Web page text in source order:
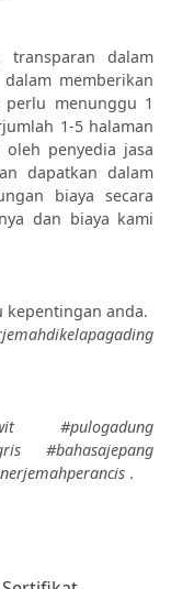
transparan dalam
memberikan
menunggu 1
1-5 halaman
penyedia jasa
dapatkan dalam
biaya secara
dan biaya kami
anda.
#pulogadung
#bahasajepang
.